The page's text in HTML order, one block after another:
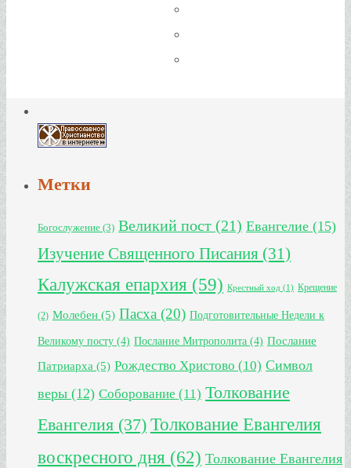
Метки
Богослужение (3) Великий пост (21) Евангелие (15)
Изучение Священного Писания (31)
Калужская епархия (59) Крестный ход (1) Крещение
(2) Молебен (5) Пасха (20) Подготовительные Недели к
Великому посту (4) Послание Митрополита (4) Послание
Патриарха (5) Рождество Христово (10) Символ
веры (12) Соборование (11) Толкование
Евангелия (37) Толкование Евангелия
воскресного дня (62) Толкование Евангелия